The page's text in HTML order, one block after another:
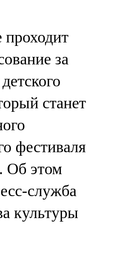
проходит
за
станет
фестиваля
Об этом
служба
культуры